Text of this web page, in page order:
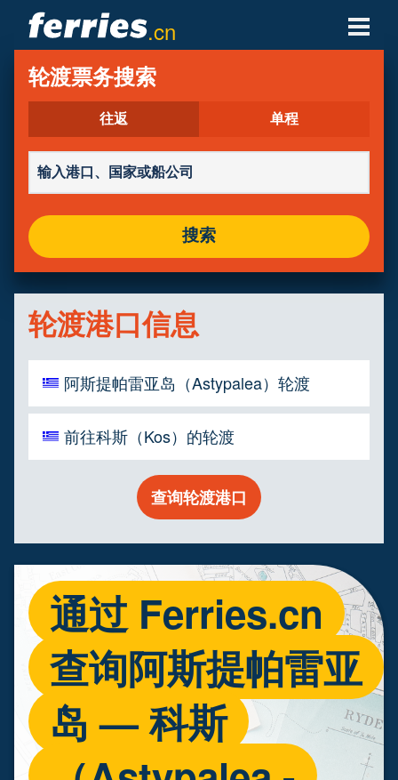
.cn
轮渡公司
轮渡目的地
轮渡航线
轮渡港口
管理预定
轮渡票务搜索
往返 单程
搜索
轮渡港口信息
阿斯提帕雷亚岛（Astypalea）轮渡
前往科斯（Kos）的轮渡
查询轮渡港口
通过 Ferries.cn
查询阿斯提帕雷亚
岛 — 科斯